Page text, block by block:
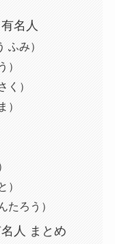
名人
ふみ）
）
く）
）
）
たろう）
人 まとめ